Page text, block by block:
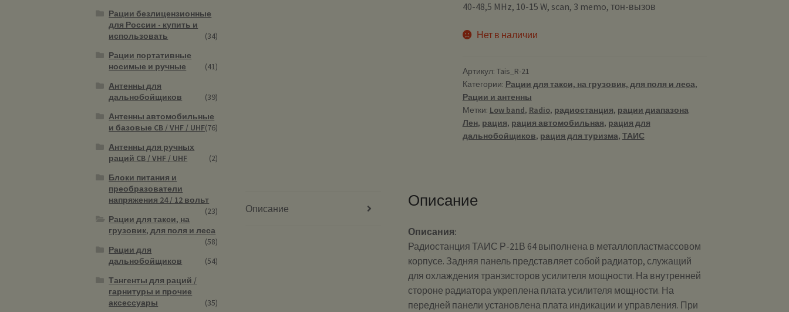
40-48,5 MHz, 10-15 W, scan, 3 memo, тон-вызов
Нет в наличии
Артикул: Tais_R-21
Категории: Рации для такси, на грузовик, для поля и леса,
Рации и антенны
Метки: Low band, Radio, радиостанция, рации диапазона
Лен, рация, рация автомобильная, рация для
дальнобойщиков, рация для туризма, ТАИС
Описание Описание
Описания:
Радиостанция ТАИС Р-21В 64 выполнена в металлопластмассовом
корпусе. Задняя панель представляет собой радиатор, служащий
для охлаждения транзисторов усилителя мощности. На внутренней
стороне радиатора укреплена плата усилителя мощности. На
передней панели установлена плата индикации и управления. При
Рации безлицензионные
для России - купить и
использовать
(34)
Рации портативные
носимые и ручные
(41)
Антенны для
дальнобойщиков
(39)
Антенны автомобильные
и базовые CB / VHF / UHF(76)
Антенны для ручных
раций CB / VHF / UHF
(2)
Блоки питания и
преобразователи
напряжения 24 / 12 вольт
(23)
Рации для такси, на
грузовик, для поля и леса
(58)
Рации для
дальнобойщиков
(54)
Тангенты для раций /
гарнитуры и прочие
аксессуары
(35)